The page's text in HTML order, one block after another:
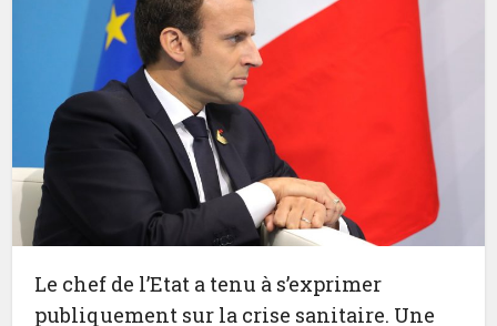
Le chef de l’Etat a tenu à s’exprimer
publiquement sur la crise sanitaire. Une